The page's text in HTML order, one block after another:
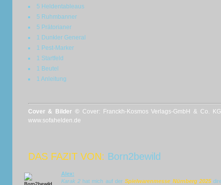
5 Heldentableaus
5 Ruhmbanner
5 Prätorianer
1 Dunkler General
1 Pest-Marker
1 Startfeld
1 Beutel
1 Anleitung
Cover & Bilder © Cover: Franckh-Kosmos Verlags-GmbH & Co.
www.sofahelden.de
DAS FAZIT VON: Born2bewild
Alex:
Karak 2hat mich auf derSpielwarenmesse Nürnberg 2025